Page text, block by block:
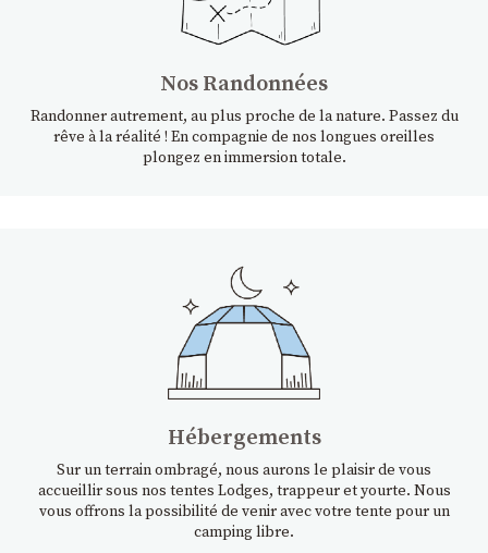
Nos Randonnées
Randonner autrement, au plus proche de la nature. Passez du
rêve à la réalité ! En compagnie de nos longues oreilles
plongez en immersion totale.
Hébergements
Sur un terrain ombragé, nous aurons le plaisir de vous
accueillir sous nos tentes Lodges, trappeur et yourte. Nous
vous offrons la possibilité de venir avec votre tente pour un
camping libre.